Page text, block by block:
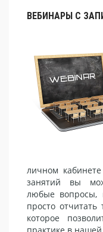
ВЕБИНАРЫ С
личном
занятий вы
любые вопросы,
просто
которое